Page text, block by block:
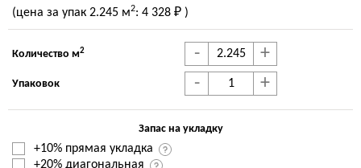
(цена за упак 2.245 м2: 4 328 ₽ )
Количество м2 - +
Упаковок - +
Запас на укладку
+10% прямая укладка
+20% диагональная